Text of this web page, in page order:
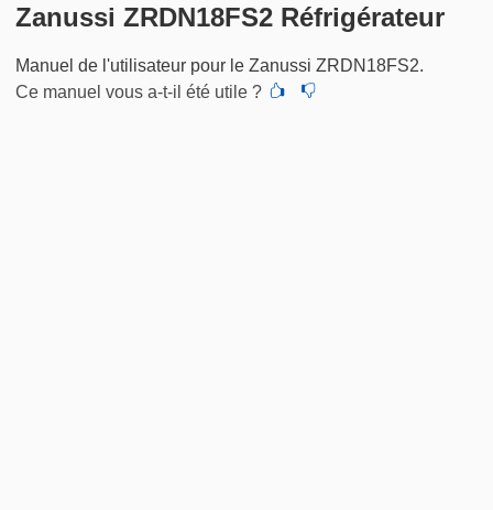
Zanussi ZRDN18FS2 Réfrigérateur
Manuel de l'utilisateur pour le Zanussi ZRDN18FS2.
Ce manuel vous a-t-il été utile ?